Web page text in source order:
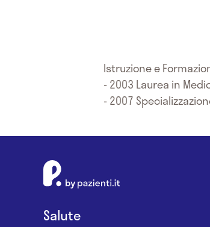
Istruzione e
- 2003 Laurea in
- 2007
Salute